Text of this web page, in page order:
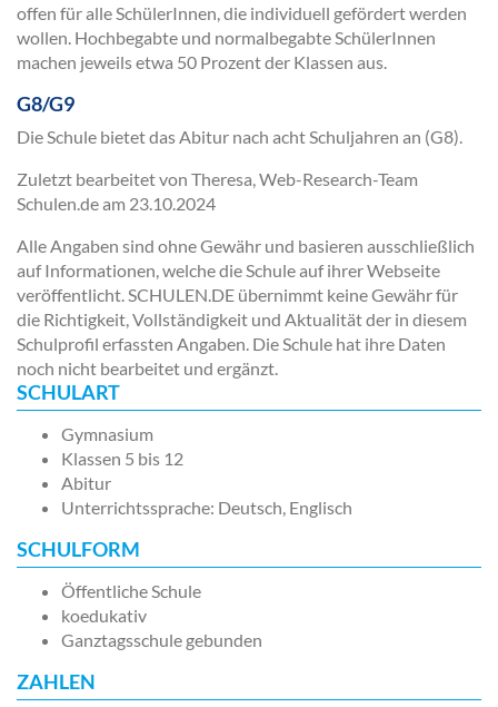
offen für alle SchülerInnen, die individuell gefördert werden
wollen. Hochbegabte und normalbegabte SchülerInnen
machen jeweils etwa 50 Prozent der Klassen aus.
G8/G9
Die Schule bietet das Abitur nach acht Schuljahren an (G8).
Zuletzt bearbeitet von Theresa, Web-Research-Team
Schulen.de am 23.10.2024
Alle Angaben sind ohne Gewähr und basieren ausschließlich
auf Informationen, welche die Schule auf ihrer Webseite
veröffentlicht. SCHULEN.DE übernimmt keine Gewähr für
die Richtigkeit, Vollständigkeit und Aktualität der in diesem
Schulprofil erfassten Angaben. Die Schule hat ihre Daten
noch nicht bearbeitet und ergänzt.
SCHULART
Gymnasium
Klassen 5 bis 12
Abitur
Unterrichtssprache: Deutsch, Englisch
SCHULFORM
Öffentliche Schule
koedukativ
Ganztagsschule gebunden
ZAHLEN